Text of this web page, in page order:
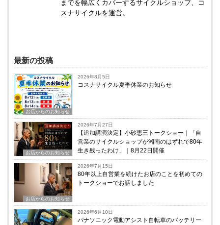
までを幅広くカバーするサイクルショップ、コ
スナサイクルを運営。
最新の投稿
お店からのお知らせ
2026年8月5日
コスナサイクル夏季休業のお知らせ
お店からのお知らせ
2026年7月27日
【追加講演決定】小砂恵三トークショー｜「自
営業のサイクルショップが湘南のはずれで80年
生き残ったわけ」｜8月22日開催
お店からのお知らせ
2026年7月15日
80年以上自営業を続けたお店のことを初めての
トークショーでお話しました
2026年6月10日
パナソニック電動アシスト自転車のバッテリー